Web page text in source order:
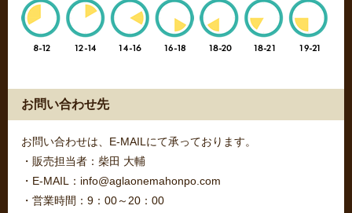
お問い合わせ先
お問い合わせは、E-MAILにて承っております。
・販売担当者：柴田 大輔
・E-MAIL：info@aglaonemahonpo.com
・営業時間：9：00～20：00